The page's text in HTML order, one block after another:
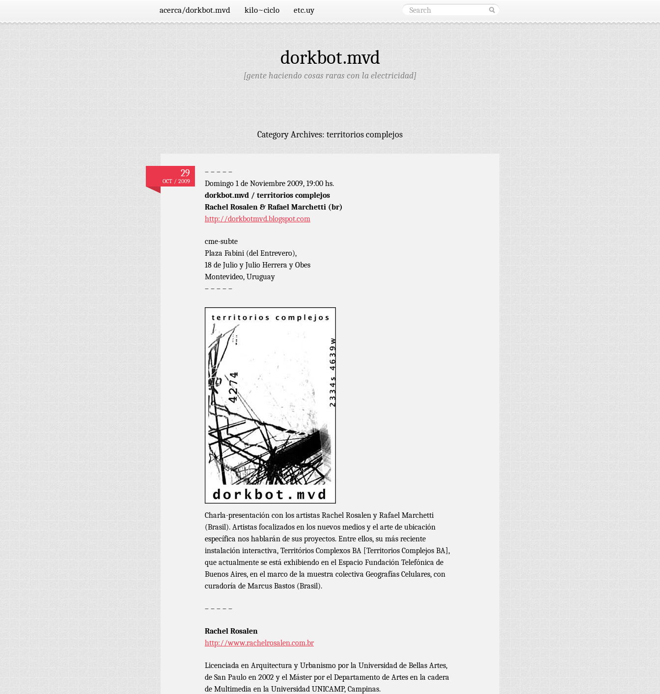
acerca/dorkbot.mvd kilo~ciclo etc.uy
dorkbot.mvd
[gente haciendo cosas raras con la electricidad]
Category Archives: territorios complejos
29
OCT / 2009
– – – – –
Domingo 1 de Noviembre 2009, 19:00 hs.
dorkbot.mvd / territorios complejos
Rachel Rosalen & Rafael Marchetti (br)
http://dorkbotmvd.blogspot.com
cme-subte
Plaza Fabini (del Entrevero),
18 de Julio y Julio Herrera y Obes
Montevideo, Uruguay
– – – – –
Charla-presentación con los artistas Rachel Rosalen y Rafael Marchetti
(Brasil). Artistas focalizados en los nuevos medios y el arte de ubicación
específica nos hablarán de sus proyectos. Entre ellos, su más reciente
instalación interactiva, Territórios Complexos BA [Territorios Complejos BA],
que actualmente se está exhibiendo en el Espacio Fundación Telefónica de
Buenos Aires, en el marco de la muestra colectiva Geografías Celulares, con
curadoría de Marcus Bastos (Brasil).
– – – – –
Rachel Rosalen
http://www.rachelrosalen.com.br
Licenciada en Arquitectura y Urbanismo por la Universidad de Bellas Artes,
de San Paulo en 2002 y el Máster por el Departamento de Artes en la cadera
de Multimedia en la Universidad UNICAMP, Campinas.